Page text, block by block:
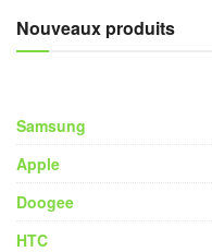
Nouveaux produits
Samsung
Apple
Doogee
HTC